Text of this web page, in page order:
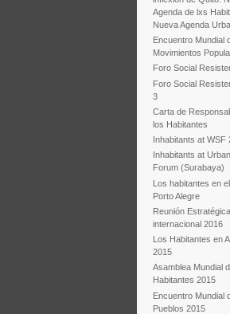
Agenda de lxs
Nueva Agenda
Encuentro Mundial
Movimientos
Foro Social
Foro Social
3
Carta de
los Habitantes
Inhabitants at WSF
Inhabitants at
Forum (Surabaya)
Los habitantes en
Porto Alegre
Reunión Estratégica
internacional 2016
Los Habitantes en
2015
Asamblea Mundial
Habitantes 2015
Encuentro Mundial
Pueblos 2015